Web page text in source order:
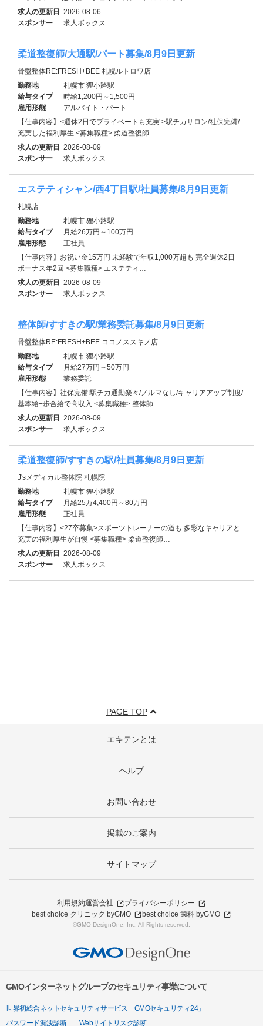
求人の更新日 2026-08-06
スポンサー
求人ボックス
柔道整復師/大通駅/パート募集/8月9日更新
骨盤整体RE:FRESH+BEE 札幌ルトロワ店
勤務地
札幌市 狸小路駅
給与タイプ
時給1,200円～1,500円
雇用形態
アルバイト・パート
【仕事内容】<週休2日でプライベートも充実 >駅チカサロン/社保完備/
充実した福利厚生 <募集職種> 柔道整復師 …
求人の更新日 2026-08-09
スポンサー
求人ボックス
エステティシャン/西4丁目駅/社員募集/8月9日更新
札幌店
勤務地
札幌市 狸小路駅
給与タイプ
月給26万円～100万円
雇用形態
正社員
【仕事内容】お祝い金15万円 未経験で年収1,000万超も 完全週休2日
ボーナス年2回 <募集職種> エステティ…
求人の更新日 2026-08-09
スポンサー
求人ボックス
整体師/すすきの駅/業務委託募集/8月9日更新
骨盤整体RE:FRESH+BEE ココノススキノ店
勤務地
札幌市 狸小路駅
給与タイプ
月給27万円～50万円
雇用形態
業務委託
【仕事内容】社保完備!駅チカ通勤楽々/ノルマなし/キャリアアップ制度/
基本給+歩合給で高収入 <募集職種> 整体師 …
求人の更新日 2026-08-09
スポンサー
求人ボックス
柔道整復師/すすきの駅/社員募集/8月9日更新
J'sメディカル整体院 札幌院
勤務地
札幌市 狸小路駅
給与タイプ
月給25万4,400円～80万円
雇用形態
正社員
【仕事内容】<27卒募集>スポーツトレーナーの道も 多彩なキャリアと
充実の福利厚生が自慢 <募集職種> 柔道整復師…
求人の更新日 2026-08-09
スポンサー
求人ボックス
PAGE TOP
エキテンとは
ヘルプ
お問い合わせ
掲載のご案内
サイトマップ
利用規約運営会社
プライバシーポリシー
best choice クリニック byGMO
best choice 歯科 byGMO
©GMO DesignOne, Inc. All Rights reserved.
GMOインターネットグループのセキュリティ事業について
世界初総合ネットセキュリティサービス「GMOセキュリティ24」
パスワード漏洩診断
Webサイトリスク診断